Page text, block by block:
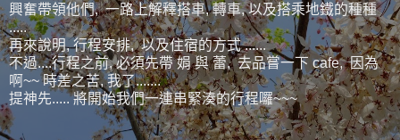
興奮帶領他們, 一路上解釋搭車, 轉車, 以及搭乘地鐵的種種
.....
再來說明, 行程安排, 以及住宿的方式 ......
不過....行程之前, 必須先帶 娟 與 蕾, 去品嘗一下 cafe, 因為
啊~~ 時差之苦, 我了.......
提神先..... 將開始我們一連串緊湊的行程囉~~~